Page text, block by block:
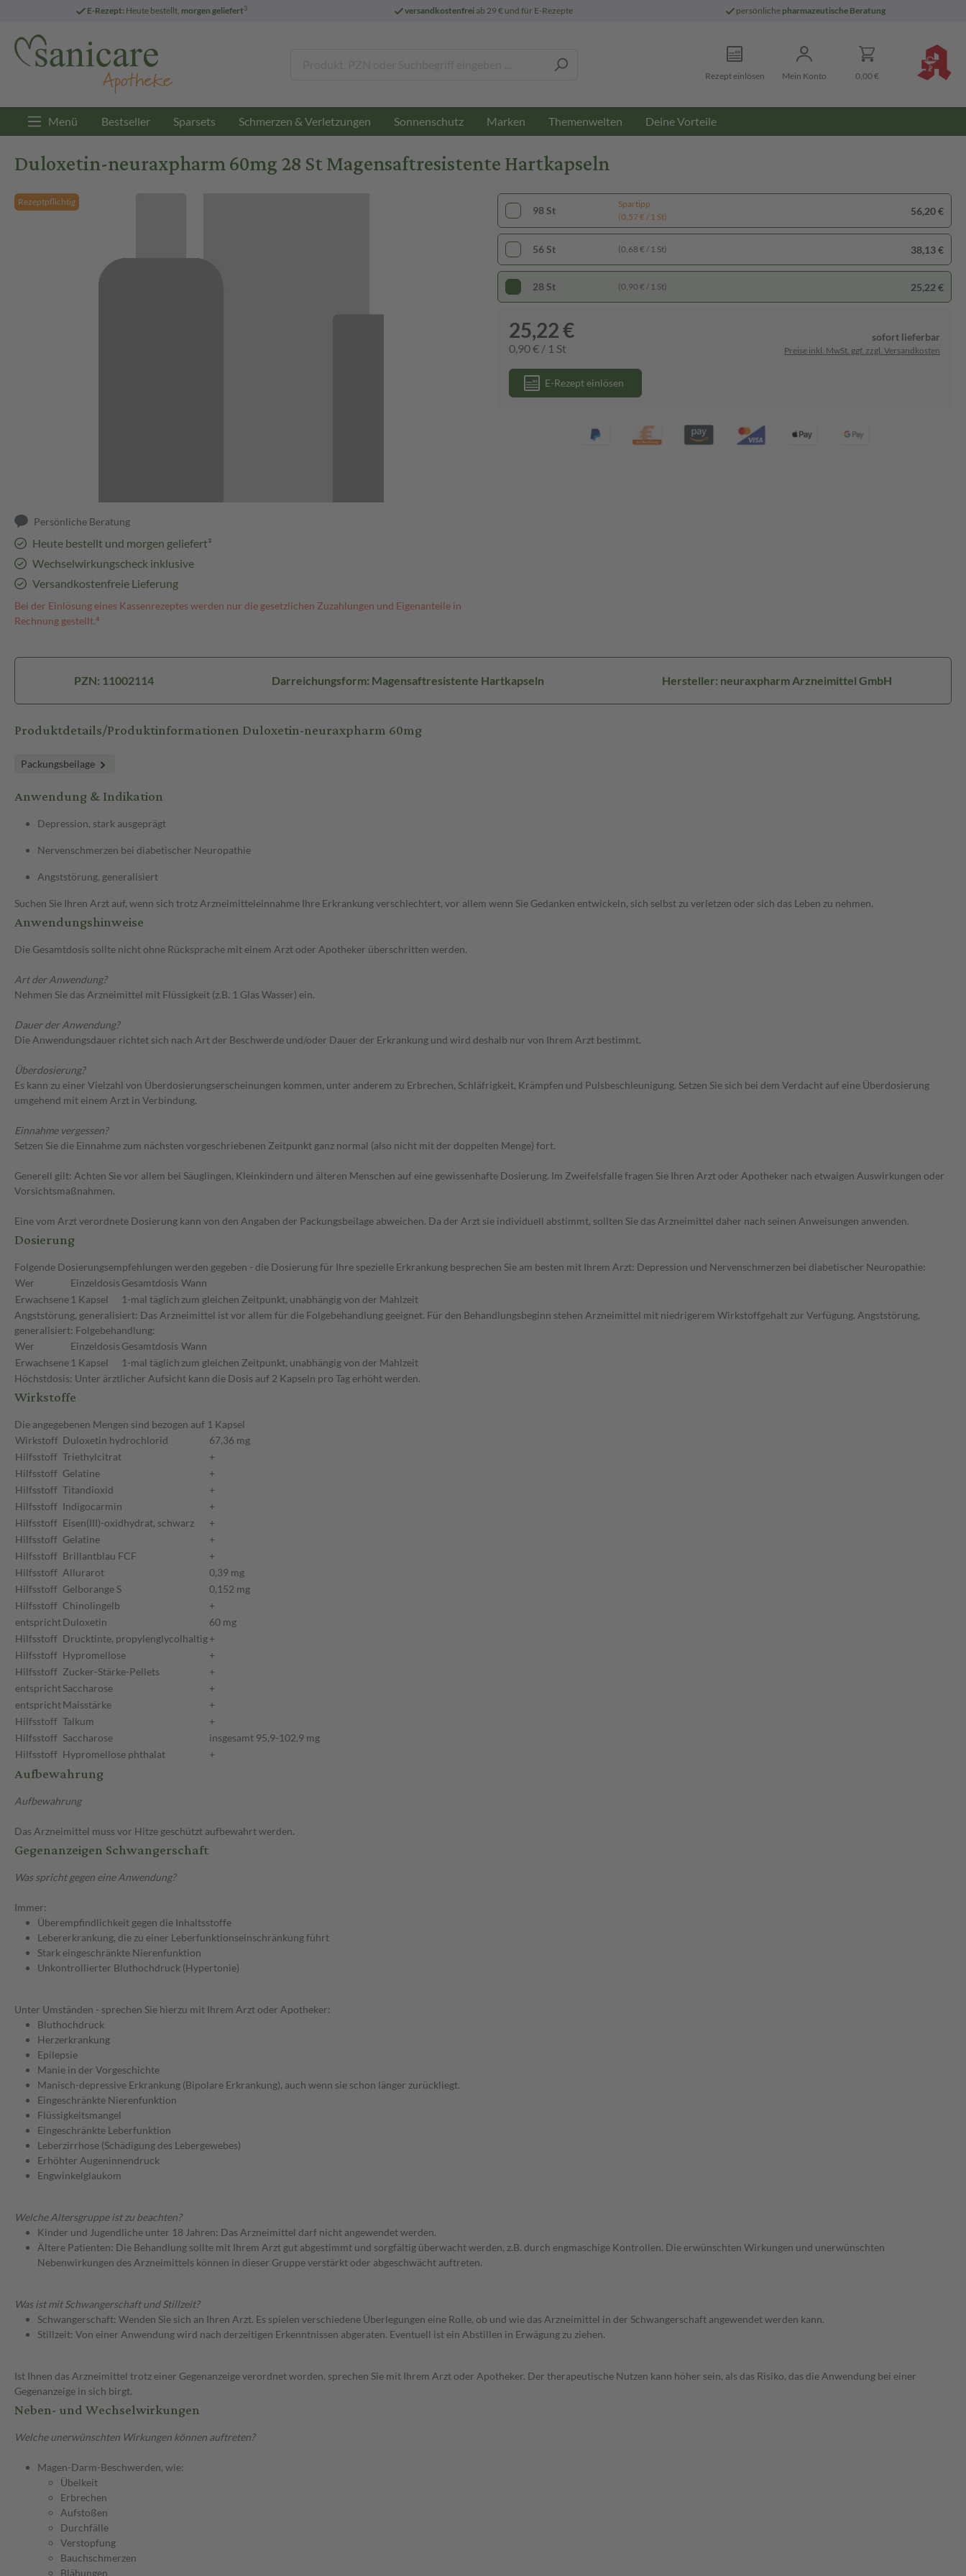
E-Rezept: Heute bestellt, morgen geliefert3 versandkostenfreiab 29 € und für E-Rezepte persönliche pharmazeutische Beratung
Rezept einlösen Mein Konto 0,00 €
Menü Bestseller Sparsets Schmerzen & Verletzungen Sonnenschutz Marken Themenwelten Deine Vorteile
Duloxetin-neuraxpharm 60mg 28 St Magensaftresistente Hartkapseln
Rezeptpflichtig
Persönliche Beratung
Heute bestellt und morgen geliefert³
Wechselwirkungscheck inklusive
Versandkostenfreie Lieferung
Bei der Einlösung eines Kassenrezeptes werden nur die gesetzlichen Zuzahlungen und Eigenanteile in
Rechnung gestellt.⁴
98 St
Spartipp
(0,57 € / 1 St)
56,20 €
56 St (0,68 € / 1 St) 38,13 €
28 St (0,90 € / 1 St) 25,22 €
25,22 €
0,90 € / 1 St
sofort lieferbar
Preise inkl. MwSt. ggf. zzgl. Versandkosten
E-Rezept einlösen
PZN: 11002114 Darreichungsform: Magensaftresistente Hartkapseln Hersteller: neuraxpharm Arzneimittel GmbH
Produktdetails/Produktinformationen Duloxetin-neuraxpharm 60mg
Packungsbeilage
Anwendung & Indikation
Depression, stark ausgeprägt
Nervenschmerzen bei diabetischer Neuropathie
Angststörung, generalisiert
Suchen Sie Ihren Arzt auf, wenn sich trotz Arzneimitteleinnahme Ihre Erkrankung verschlechtert, vor allem wenn Sie Gedanken entwickeln, sich selbst zu verletzen oder sich das Leben zu nehmen.
Anwendungshinweise
Die Gesamtdosis sollte nicht ohne Rücksprache mit einem Arzt oder Apotheker überschritten werden.
Art der Anwendung?
Nehmen Sie das Arzneimittel mit Flüssigkeit (z.B. 1 Glas Wasser) ein.
Dauer der Anwendung?
Die Anwendungsdauer richtet sich nach Art der Beschwerde und/oder Dauer der Erkrankung und wird deshalb nur von Ihrem Arzt bestimmt.
Überdosierung?
Es kann zu einer Vielzahl von Überdosierungserscheinungen kommen, unter anderem zu Erbrechen, Schläfrigkeit, Krämpfen und Pulsbeschleunigung. Setzen Sie sich bei dem Verdacht auf eine Überdosierung
umgehend mit einem Arzt in Verbindung.
Einnahme vergessen?
Setzen Sie die Einnahme zum nächsten vorgeschriebenen Zeitpunkt ganz normal (also nicht mit der doppelten Menge) fort.
Generell gilt: Achten Sie vor allem bei Säuglingen, Kleinkindern und älteren Menschen auf eine gewissenhafte Dosierung. Im Zweifelsfalle fragen Sie Ihren Arzt oder Apotheker nach etwaigen Auswirkungen oder
Vorsichtsmaßnahmen.
Eine vom Arzt verordnete Dosierung kann von den Angaben der Packungsbeilage abweichen. Da der Arzt sie individuell abstimmt, sollten Sie das Arzneimittel daher nach seinen Anweisungen anwenden.
Dosierung
Folgende Dosierungsempfehlungen werden gegeben - die Dosierung für Ihre spezielle Erkrankung besprechen Sie am besten mit Ihrem Arzt: Depression und Nervenschmerzen bei diabetischer Neuropathie:
Wer
Einzeldosis Gesamtdosis Wann
Erwachsene 1 Kapsel 1-mal täglich zum gleichen Zeitpunkt, unabhängig von der Mahlzeit
Angststörung, generalisiert: Das Arzneimittel ist vor allem für die Folgebehandlung geeignet. Für den Behandlungsbeginn stehen Arzneimittel mit niedrigerem Wirkstoffgehalt zur Verfügung. Angststörung,
generalisiert: Folgebehandlung:
Wer
Einzeldosis Gesamtdosis Wann
Erwachsene 1 Kapsel 1-mal täglich zum gleichen Zeitpunkt, unabhängig von der Mahlzeit
Höchstdosis: Unter ärztlicher Aufsicht kann die Dosis auf 2 Kapseln pro Tag erhöht werden.
Wirkstoffe
Die angegebenen Mengen sind bezogen auf 1 Kapsel
Wirkstoff Duloxetin hydrochlorid
67,36 mg
Hilfsstoff Triethylcitrat
+
Hilfsstoff Gelatine
+
Hilfsstoff Titandioxid
+
Hilfsstoff Indigocarmin
+
Hilfsstoff Eisen(III)-oxidhydrat, schwarz
+
Hilfsstoff Gelatine
+
Hilfsstoff Brillantblau FCF
+
Hilfsstoff Allurarot
0,39 mg
Hilfsstoff Gelborange S
0,152 mg
Hilfsstoff Chinolingelb
+
entsprichtDuloxetin
60 mg
Hilfsstoff Drucktinte, propylenglycolhaltig+
Hilfsstoff Hypromellose
+
Hilfsstoff Zucker-Stärke-Pellets
+
entsprichtSaccharose
+
entsprichtMaisstärke
+
Hilfsstoff Talkum
+
Hilfsstoff Saccharose
insgesamt 95,9-102,9 mg
Hilfsstoff Hypromellose phthalat +
Aufbewahrung
Aufbewahrung
Das Arzneimittel muss vor Hitze geschützt aufbewahrt werden.
Gegenanzeigen Schwangerschaft
Was spricht gegen eine Anwendung?
Immer:
Überempfindlichkeit gegen die Inhaltsstoffe
Lebererkrankung, die zu einer Leberfunktionseinschränkung führt
Stark eingeschränkte Nierenfunktion
Unkontrollierter Bluthochdruck (Hypertonie)
Unter Umständen - sprechen Sie hierzu mit Ihrem Arzt oder Apotheker:
Bluthochdruck
Herzerkrankung
Epilepsie
Manie in der Vorgeschichte
Manisch-depressive Erkrankung (Bipolare Erkrankung), auch wenn sie schon länger zurückliegt.
Eingeschränkte Nierenfunktion
Flüssigkeitsmangel
Eingeschränkte Leberfunktion
Leberzirrhose (Schädigung des Lebergewebes)
Erhöhter Augeninnendruck
Engwinkelglaukom
Welche Altersgruppe ist zu beachten?
Kinder und Jugendliche unter 18 Jahren: Das Arzneimittel darf nicht angewendet werden.
Ältere Patienten: Die Behandlung sollte mit Ihrem Arzt gut abgestimmt und sorgfältig überwacht werden, z.B. durch engmaschige Kontrollen. Die erwünschten Wirkungen und unerwünschten
Nebenwirkungen des Arzneimittels können in dieser Gruppe verstärkt oder abgeschwächt auftreten.
Was ist mit Schwangerschaft und Stillzeit?
Schwangerschaft: Wenden Sie sich an Ihren Arzt. Es spielen verschiedene Überlegungen eine Rolle, ob und wie das Arzneimittel in der Schwangerschaft angewendet werden kann.
Stillzeit: Von einer Anwendung wird nach derzeitigen Erkenntnissen abgeraten. Eventuell ist ein Abstillen in Erwägung zu ziehen.
Ist Ihnen das Arzneimittel trotz einer Gegenanzeige verordnet worden, sprechen Sie mit Ihrem Arzt oder Apotheker. Der therapeutische Nutzen kann höher sein, als das Risiko, das die Anwendung bei einer
Gegenanzeige in sich birgt.
Neben- und Wechselwirkungen
Welche unerwünschten Wirkungen können auftreten?
Magen-Darm-Beschwerden, wie:
Übelkeit
Erbrechen
Aufstoßen
Durchfälle
Verstopfung
Bauchschmerzen
Blähungen